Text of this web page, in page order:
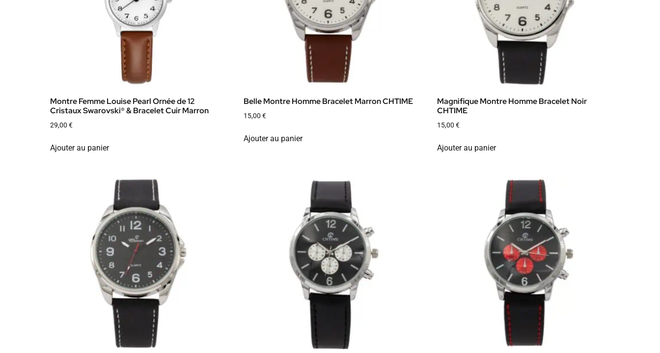
Montre Femme Louise Pearl Ornée de 12
Cristaux Swarovski® & Bracelet Cuir Marron
29,00 €
Ajouter au panier
Belle Montre Homme Bracelet Marron CHTIME
15,00 €
Ajouter au panier
Magnifique Montre Homme Bracelet Noir
CHTIME
15,00 €
Ajouter au panier